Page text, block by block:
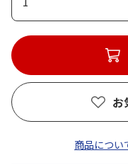
お
商品につい